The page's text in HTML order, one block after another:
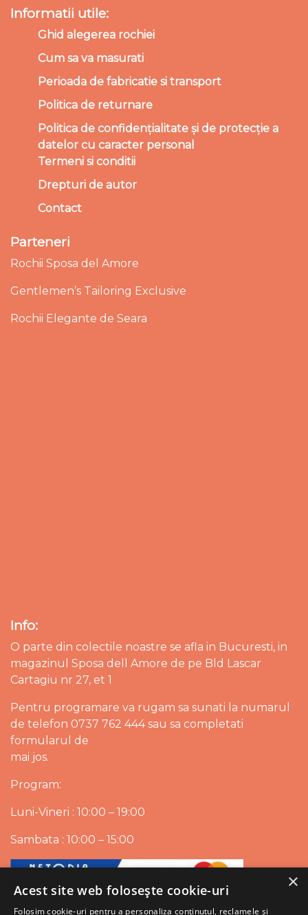
Informatii utile:
Ghid alegerea rochiei
Cum sa va masurati
Perioada de fabricatie si transport
Politica de returnare
Politica de confidențialitate și de protecție a
datelor cu caracter personal
Termeni si conditii
Drepturi de autor
Contact
Parteneri
Rochii Sposa del Amore
Gentlemen’s Tailoring Exclusive
Rochii Elegante de Seara
Info:
O parte din colectile noastre se afla in Bucuresti, in
magazinul Sposa dell Amore de pe Bld Lascar
Cartagiu nr 27, et 1
Pentru programare va rugam sa sunati la numarul
de telefon 0737 762 444 sau sa completati
formularul de
mai jos.
Program:
Luni-Vineri : 10:00 – 19:00
Sambata : 10:00 – 15:00
×
Acest site web folosește cookie-uri
Folosim cookie-uri pentru a personaliza conținutul, reclamele și